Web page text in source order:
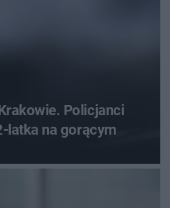
Policjanci
latka na gorącym